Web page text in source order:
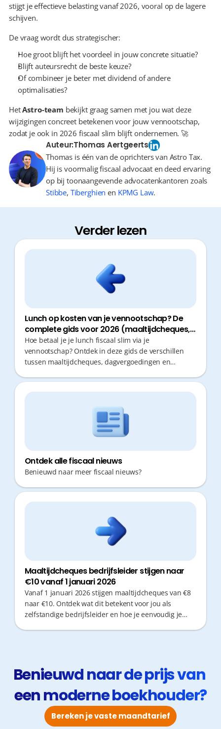
stijgt je effectieve belasting vanaf 2026, vooral op de lagere
schijven.
De vraag wordt dus strategischer:
Hoe groot blijft het voordeel in jouw concrete situatie?
Blijft auteursrecht de beste keuze?
Of combineer je beter met dividend of andere
optimalisaties?
Het Astro-team bekijkt graag samen met jou wat deze
wijzigingen concreet betekenen voor jouw vennootschap,
zodat je ook in 2026 fiscaal slim blijft ondernemen. 🚀
Auteur:Thomas Aertgeerts
Thomas is één van de oprichters van Astro Tax.
Hij is voormalig fiscaal advocaat en deed ervaring
op bij toonaangevende advocatenkantoren zoals
Stibbe, Tiberghien en KPMG Law.
Verder lezen
Lunch op kosten van je vennootschap? De
complete gids voor 2026 (maaltijdcheques,
dagvergoedingen en restaurantkosten)
Hoe betaal je je lunch fiscaal slim via je
vennootschap? Ontdek in deze gids de verschillen
tussen maaltijdcheques, dagvergoedingen en
fiscale voordelen en praktische tips voor
zelfstandigen.
Ontdek alle fiscaal nieuws
Benieuwd naar meer fiscaal nieuws?
Maaltijdcheques bedrijfsleider stijgen naar
€10 vanaf 1 januari 2026
Vanaf 1 januari 2026 stijgen maaltijdcheques van €8
naar €10. Ontdek wat dit betekent voor jou als
zelfstandige bedrijfsleider en hoe je eenvoudig je
Benieuwd naar de prijs van
een moderne boekhouder?
Bereken je vaste maandtarief